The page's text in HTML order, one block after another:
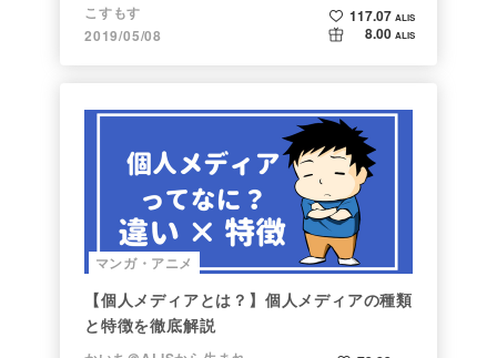
こすもす
2019/05/08
117.07 ALIS
8.00 ALIS
マンガ・アニメ
【個人メディアとは？】個人メディアの種類
と特徴を徹底解説